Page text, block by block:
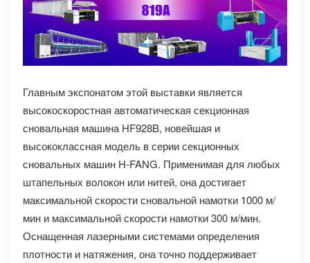
Главным экспонатом этой выставки является
высокоскоростная автоматическая секционная
сновальная машина HF928B, новейшая и
высококлассная модель в серии секционных
сновальных машин H-FANG. Применимая для любых
штапельных волокон или нитей, она достигает
максимальной скорости сновальной намотки 1000 м/
мин и максимальной скорости намотки 300 м/мин.
Оснащенная лазерными системами определения
плотности и натяжения, она точно поддерживает